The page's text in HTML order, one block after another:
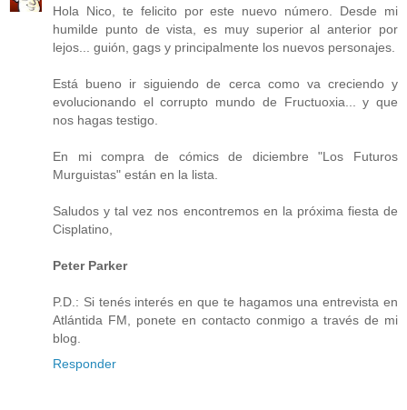
Hola Nico, te felicito por este nuevo número. Desde mi
humilde punto de vista, es muy superior al anterior por
lejos... guión, gags y principalmente los nuevos personajes.
Está bueno ir siguiendo de cerca como va creciendo y
evolucionando el corrupto mundo de Fructuoxia... y que
nos hagas testigo.
En mi compra de cómics de diciembre "Los Futuros
Murguistas" están en la lista.
Saludos y tal vez nos encontremos en la próxima fiesta de
Cisplatino,
Peter Parker
P.D.: Si tenés interés en que te hagamos una entrevista en
Atlántida FM, ponete en contacto conmigo a través de mi
blog.
Responder